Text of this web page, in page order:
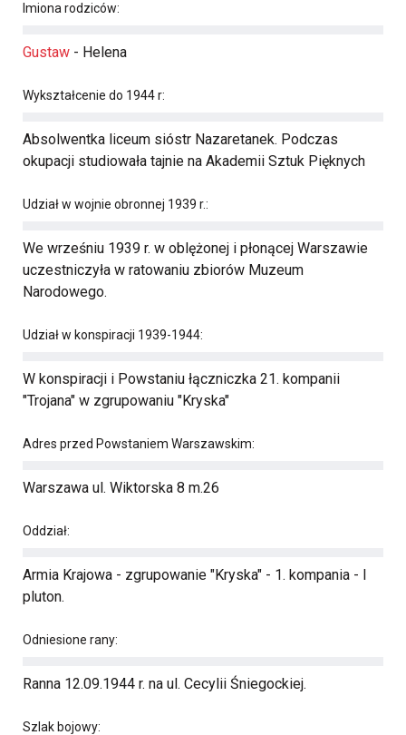
Imiona rodziców:
Gustaw - Helena
Wykształcenie do 1944 r:
Absolwentka liceum sióstr Nazaretanek. Podczas
okupacji studiowała tajnie na Akademii Sztuk Pięknych
Udział w wojnie obronnej 1939 r.:
We wrześniu 1939 r. w oblężonej i płonącej Warszawie
uczestniczyła w ratowaniu zbiorów Muzeum
Narodowego.
Udział w konspiracji 1939-1944:
W konspiracji i Powstaniu łączniczka 21. kompanii
"Trojana" w zgrupowaniu "Kryska"
Adres przed Powstaniem Warszawskim:
Warszawa ul. Wiktorska 8 m.26
Oddział:
Armia Krajowa - zgrupowanie "Kryska" - 1. kompania - I
pluton.
Odniesione rany:
Ranna 12.09.1944 r. na ul. Cecylii Śniegockiej.
Szlak bojowy: